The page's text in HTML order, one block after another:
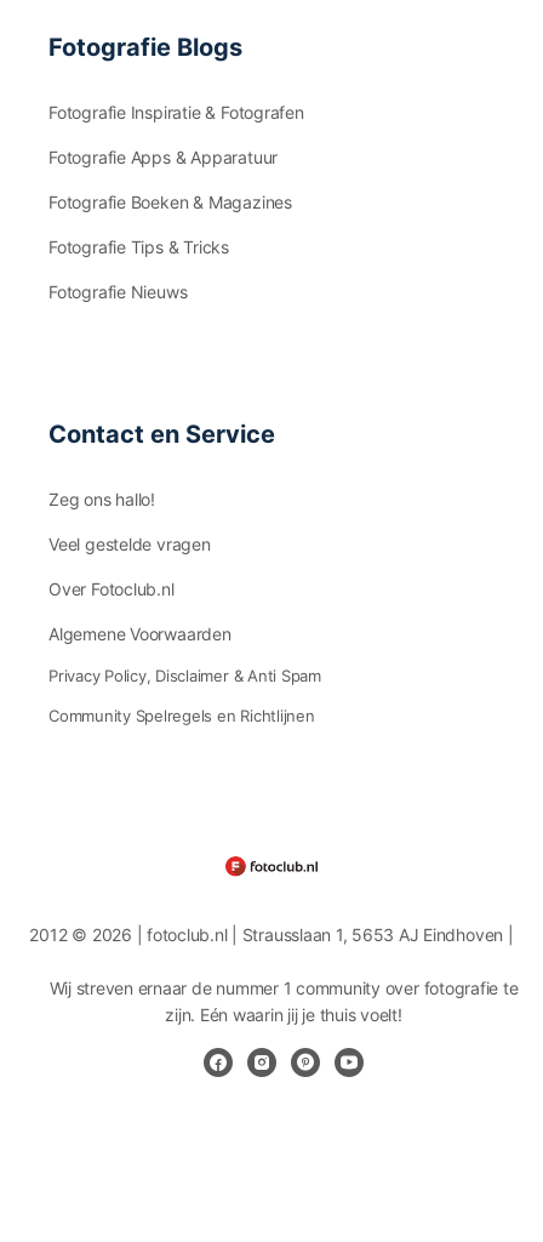
Fotografie Blogs
Fotografie Inspiratie & Fotografen
Fotografie Apps & Apparatuur
Fotografie Boeken & Magazines
Fotografie Tips & Tricks
Fotografie Nieuws
Contact en Service
Zeg ons hallo!
Veel gestelde vragen
Over Fotoclub.nl
Algemene Voorwaarden
Privacy Policy, Disclaimer & Anti Spam
Community Spelregels en Richtlijnen
2012 © 2026 | fotoclub.nl | Strausslaan 1, 5653 AJ Eindhoven |
Wij streven ernaar de nummer 1 community over fotografie te
zijn. Eén waarin jij je thuis voelt!